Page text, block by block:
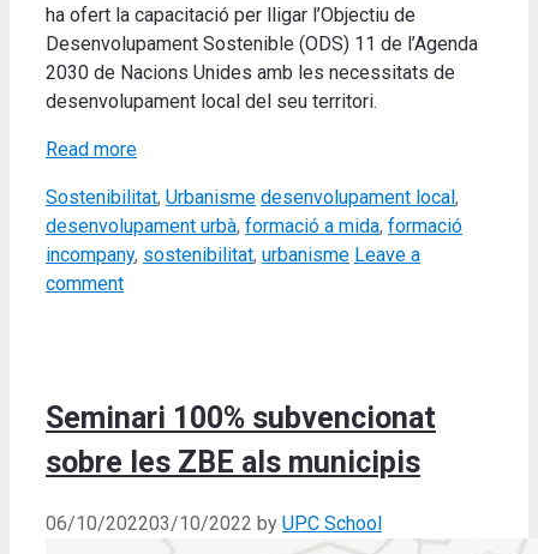
ha ofert la capacitació per lligar l’Objectiu de
Desenvolupament Sostenible (ODS) 11 de l’Agenda
2030 de Nacions Unides amb les necessitats de
desenvolupament local del seu territori.
Read more
Categories
Sostenibilitat, Urbanisme Tags
desenvolupament local ,
desenvolupament urbà, formació a mida, formació
incompany, sostenibilitat, urbanisme Leave a
comment
Seminari 100% subvencionat
sobre les ZBE als municipis
06/10/202203/10/2022 by UPC School